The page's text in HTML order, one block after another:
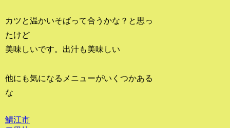
カツと温かいそばって合うかな？と思っ
たけど
美味しいです。出汁も美味しい
他にも気になるメニューがいくつかある
な
鯖江市